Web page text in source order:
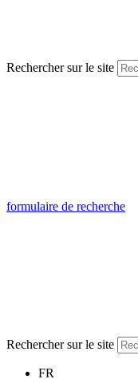
Rechercher sur le site
formulaire de recherche
Rechercher sur le site
FR